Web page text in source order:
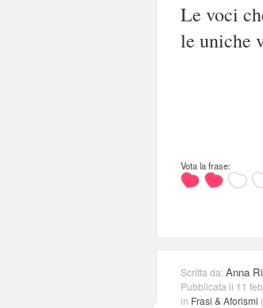
Le voci
le uniche
Vota la frase:
Scritta da:Anna
Pubblicata il 11
in Frasi & Aforismi (